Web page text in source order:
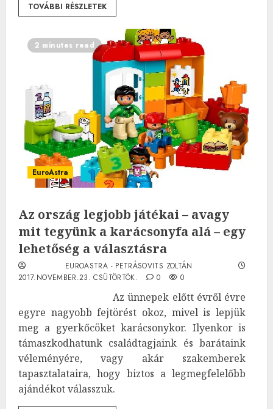
TOVÁBBI RÉSZLETEK
2 minutes read
EuroAstra
Az ország legjobb játékai – avagy
mit tegyünk a karácsonyfa alá – egy
lehetőség a választásra
EUROASTRA - PETRÁSOVITS ZOLTÁN
2017.NOVEMBER.23. CSÜTÖRTÖK.
0 0
Az ünnepek előtt évről évre
egyre nagyobb fejtörést okoz, mivel is lepjük
meg a gyerkőcöket karácsonykor. Ilyenkor is
támaszkodhatunk családtagjaink és barátaink
véleményére, vagy akár szakemberek
tapasztalataira, hogy biztos a legmegfelelőbb
ajándékot válasszuk.